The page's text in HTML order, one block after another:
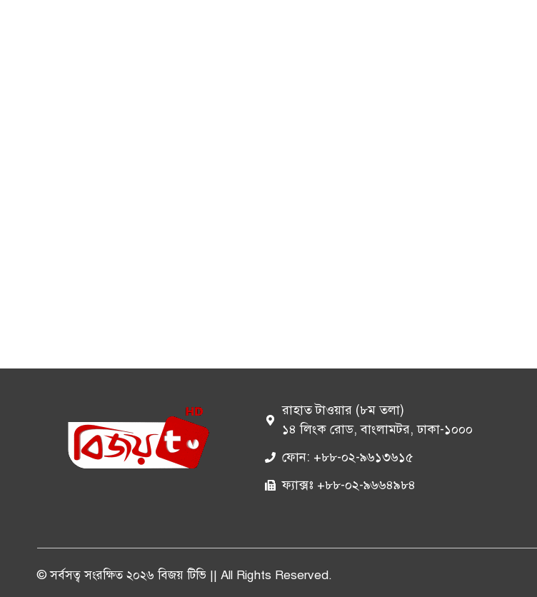
রাহাত টাওয়ার (৮ম তলা)
১৪ লিংক রোড, বাংলামটর, ঢাকা-১০০০
ফোন: +৮৮-০২-৯৬১৩৬১৫
ফ্যাক্সঃ +৮৮-০২-৯৬৬৪৯৮৪
© সর্বসত্ব সংরক্ষিত ২০২৬ বিজয় টিভি || All Rights Reserved.